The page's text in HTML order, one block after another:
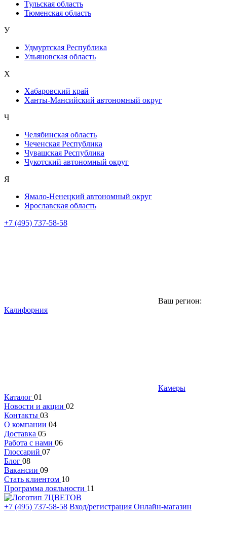
Тульская область
Тюменская область
У
Удмуртская Республика
Ульяновская область
Х
Хабаровский край
Ханты-Мансийский автономный округ
Ч
Челябинская область
Чеченская Республика
Чувашская Республика
Чукотский автономный округ
Я
Ямало-Ненецкий автономный округ
Ярославская область
+7 (495) 737-58-58
Ваш регион:
Калифорния
Камеры
Каталог 01
Новости и акции 02
Контакты 03
О компании 04
Доставка 05
Работа с нами 06
Глоссарий 07
Блог 08
Вакансии 09
Стать клиентом 10
Программа лояльности 11
+7 (495) 737-58-58 Вход/регистрация Онлайн-магазин